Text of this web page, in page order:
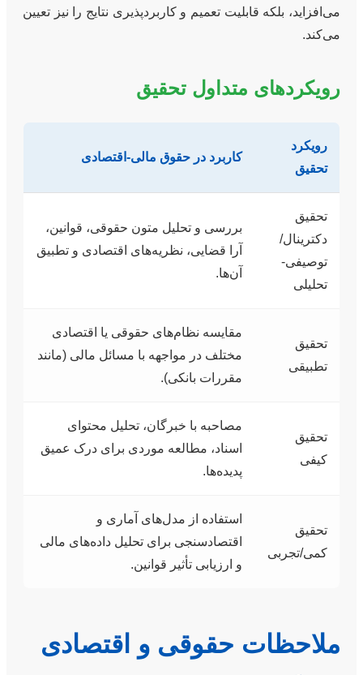
می‌افزاید، بلکه قابلیت تعمیم و کاربردپذیری نتایج را نیز تعیین
می‌کند.
رویکردهای متداول تحقیق
رویکرد
تحقیق
کاربرد در حقوق مالی-اقتصادی
تحقیق
دکترینال/
توصیفی-
تحلیلی
بررسی و تحلیل متون حقوقی، قوانین،
آرا قضایی، نظریه‌های اقتصادی و تطبیق
آن‌ها.
تحقیق
تطبیقی
مقایسه نظام‌های حقوقی یا اقتصادی
مختلف در مواجهه با مسائل مالی (مانند
مقررات بانکی).
تحقیق
کیفی
مصاحبه با خبرگان، تحلیل محتوای
اسناد، مطالعه موردی برای درک عمیق
پدیده‌ها.
تحقیق
کمی/تجربی
استفاده از مدل‌های آماری و
اقتصادسنجی برای تحلیل داده‌های مالی
و ارزیابی تأثیر قوانین.
ملاحظات حقوقی و اقتصادی